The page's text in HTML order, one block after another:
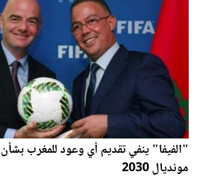
"الفيفا" ينفي تقديم أي وعود للمغرب
مونديال 2030